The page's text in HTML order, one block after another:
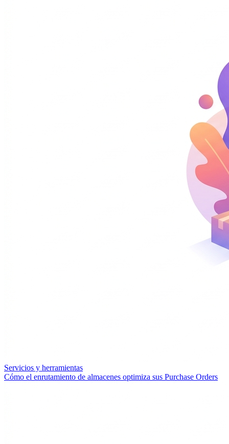
Servicios y herramientas
Cómo el enrutamiento de almacenes optimiza sus Purchase Orders